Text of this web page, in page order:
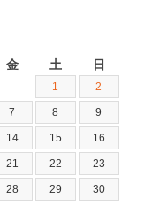
金 土 日
1 2
7 8 9
14 15 16
21 22 23
28 29 30